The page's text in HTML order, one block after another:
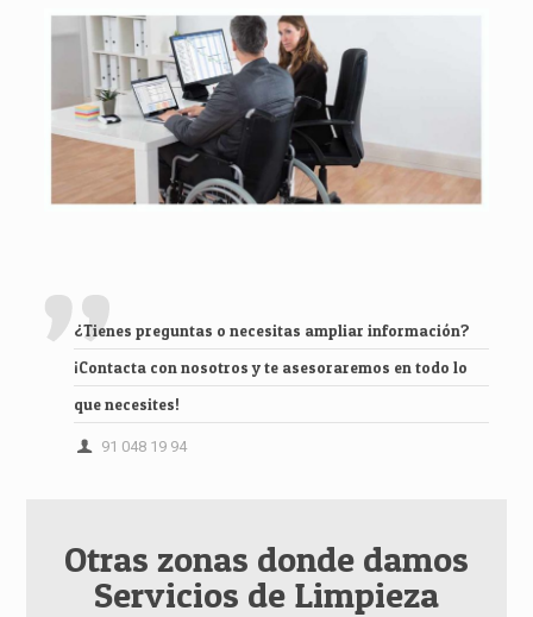
¿Tienes preguntas o necesitas ampliar información?
¡Contacta con nosotros y te asesoraremos en todo lo
que necesites!
91 048 19 94
Otras zonas donde damos
Servicios de Limpieza